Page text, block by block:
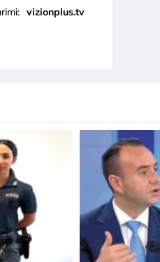
vizionplus.tv